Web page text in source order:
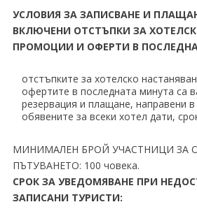
УСЛОВИЯ ЗА ЗАПИСВАНЕ И
ВКЛЮЧЕНИ ОТСТЪПКИ ЗА
ПРОМОЦИИ И ОФЕРТИ В
отстъпките за хотелско
офертите в последната минута са
резервация и плащане, направени
обявените за всеки хотел дати,
МИНИМАЛЕН БРОЙ УЧАСТНИЦИ ЗА
ПЪТУВАНЕТО: 100 човека.
СРОК ЗА УВЕДОМЯВАНЕ ПРИ
ЗАПИСАНИ ТУРИСТИ: